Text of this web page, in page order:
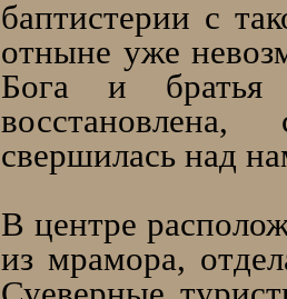
баптистерии с
отныне уже
Бога и братья
свершилась над
В центре
из мрамора,